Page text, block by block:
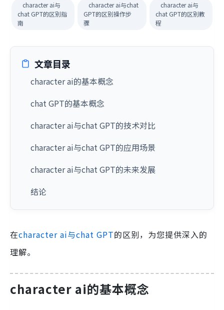
character ai与
chat GPT的区别指
南
character ai与chat
GPT的区别操作步
骤
character ai与
chat GPT的区别教
程
文章目录
character ai的基本概念
chat GPT的基本概念
character ai与chat GPT的技术对比
character ai与chat GPT的应用场景
character ai与chat GPT的未来发展
结论
在character ai与chat GPT的区别，为您提供深入的
理解。
character ai的基本概念